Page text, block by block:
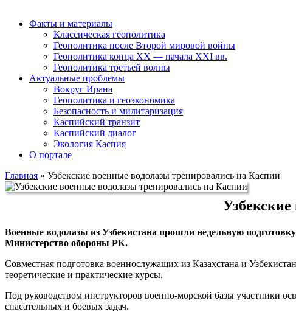
Факты и материалы
Классическая геополитика
Геополитика после Второй мировой войны
Геополитика конца XX — начала XXI вв.
Геополитика третьей волны
Актуальные проблемы
Вокруг Ирана
Геополитика и геоэкономика
Безопасность и милитаризация
Каспийский транзит
Каспийский диалог
Экология Каспия
О портале
Главная » Узбекские военные водолазы тренировались на Каспии
Военные водолазы из Узбекистана прошли недельную
Министерство обороны РК.
Совместная подготовка военнослужащих из Казахстана и
теоретические и практические курсы.
Под руководством инструкторов военно-морской базы участники
спасательных и боевых задач.